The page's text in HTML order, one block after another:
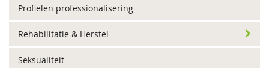
Profielen professionalisering
Rehabilitatie & Herstel
Seksualiteit